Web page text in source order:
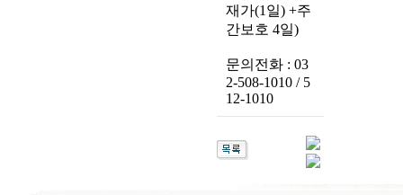
재가(1일) +주
간보호 4일)
문의전화 : 03
2-508-1010 / 5
12-1010